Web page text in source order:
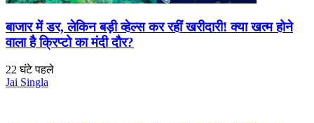
बाजार में डर, लेकिन बड़ी व्हेल्स कर रहीं खरीदारी! क्या खत्म होने
वाला है क्रिप्टो का मंदी दौर?
22 घंटे पहले
Jai Singla